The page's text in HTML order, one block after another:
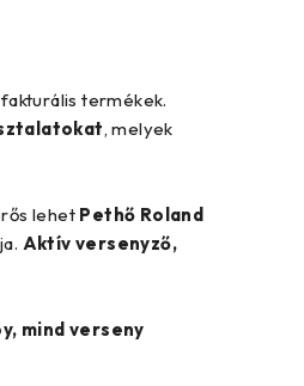
termékek.
, melyek
lehet Pethő Roland
Aktív versenyző,
mind verseny